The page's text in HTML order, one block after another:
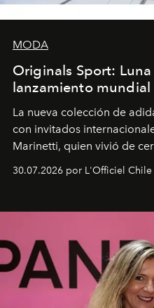
MODA
Originals Sport:
lanzamiento mundial
La nueva colección de
con invitados
Marinetti, quien vivió de
fusiona moda y rendimiento.
30.07.2026 por L'Officiel Chile